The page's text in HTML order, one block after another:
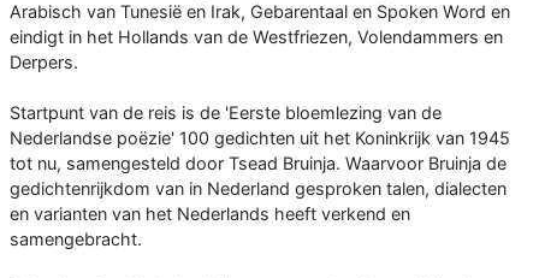
Arabisch van Tunesië en Irak, Gebarentaal en Spoken Word en
eindigt in het Hollands van de Westfriezen, Volendammers en
Derpers.
Startpunt van de reis is de 'Eerste bloemlezing van de
Nederlandse poëzie' 100 gedichten uit het Koninkrijk van 1945
tot nu, samengesteld door Tsead Bruinja. Waarvoor Bruinja de
gedichtenrijkdom van in Nederland gesproken talen, dialecten
en varianten van het Nederlands heeft verkend en
samengebracht.